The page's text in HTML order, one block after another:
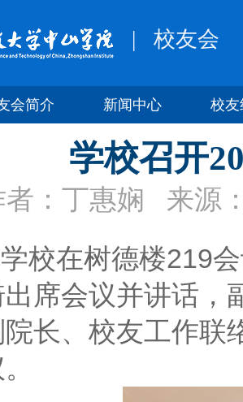
| 校友会
会简介 新闻中心 校友
学校召开
者：丁惠娴
来源
校在树德楼219
席会议并讲话，
长、校友工作联